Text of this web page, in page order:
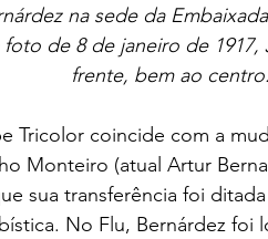
na sede da
de 8 de janeiro de 1917,
frente, bem ao centro.
Monteiro (atual Artur
sua transferência foi
No Flu, Bernárdez foi